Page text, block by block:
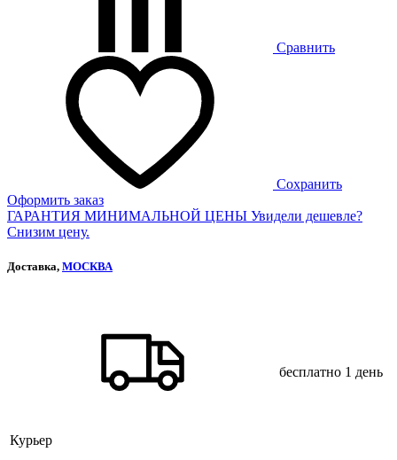
Сравнить
Сохранить
Оформить заказ
ГАРАНТИЯ МИНИМАЛЬНОЙ ЦЕНЫ Увидели дешевле?
Снизим цену.
Доставка, МОСКВА
Курьер
бесплатно 1 день